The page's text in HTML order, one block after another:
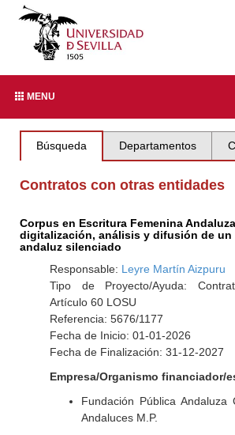
MENU
Búsqueda Departamentos
Contratos con otras entidades
Corpus en Escritura Femenina
digitalización, análisis y difusión de un
andaluz silenciado
Responsable: Leyre Martín Aizpuru
Tipo de Proyecto/Ayuda:
Artículo 60 LOSU
Referencia: 5676/1177
Fecha de Inicio: 01-01-2026
Fecha de Finalización: 31-12-2027
Empresa/Organismo financiador/
Fundación Pública Andaluza
Andaluces M.P.